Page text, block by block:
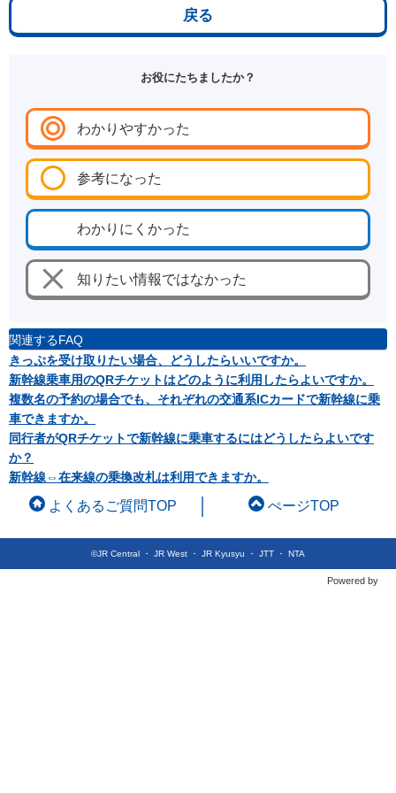
戻る
お役にたちましたか？
わかりやすかった
参考になった
わかりにくかった
知りたい情報ではなかった
関連するFAQ
きっぷを受け取りたい場合、どうしたらいいですか。
新幹線乗車用のQRチケットはどのように利用したらよいですか。
複数名の予約の場合でも、それぞれの交通系ICカードで新幹線に乗
車できますか。
同行者がQRチケットで新幹線に乗車するにはどうしたらよいです
か？
新幹線⇔在来線の乗換改札は利用できますか。
©JR Central ・ JR West ・ JR Kyusyu ・ JTT ・ NTA
Powered by
よくあるご質問TOP ぺージTOP